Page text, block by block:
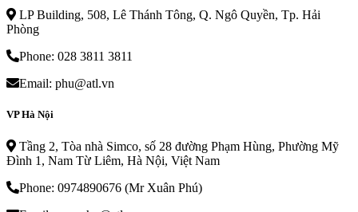
LP Building, 508, Lê Thánh Tông, Q. Ngô Quyền, Tp. Hải
Phòng
Phone: 028 3811 3811
Email: phu@atl.vn
VP Hà Nội
Tầng 2, Tòa nhà Simco, số 28 đường Phạm Hùng, Phường Mỹ
Đình 1, Nam Từ Liêm, Hà Nội, Việt Nam
Phone: 0974890676 (Mr Xuân Phú)